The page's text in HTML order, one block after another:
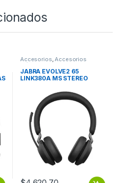
Accesorios,Accesorios
Música
JABRA EVOLVE2 65
LINK380A MS STEREO